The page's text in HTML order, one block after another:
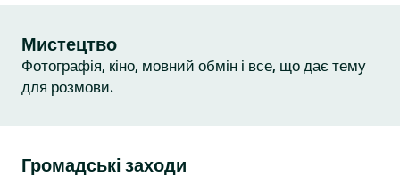
Мистецтво
Фотографія, кіно, мовний обмін і все, що дає тему
для розмови.
Громадські заходи